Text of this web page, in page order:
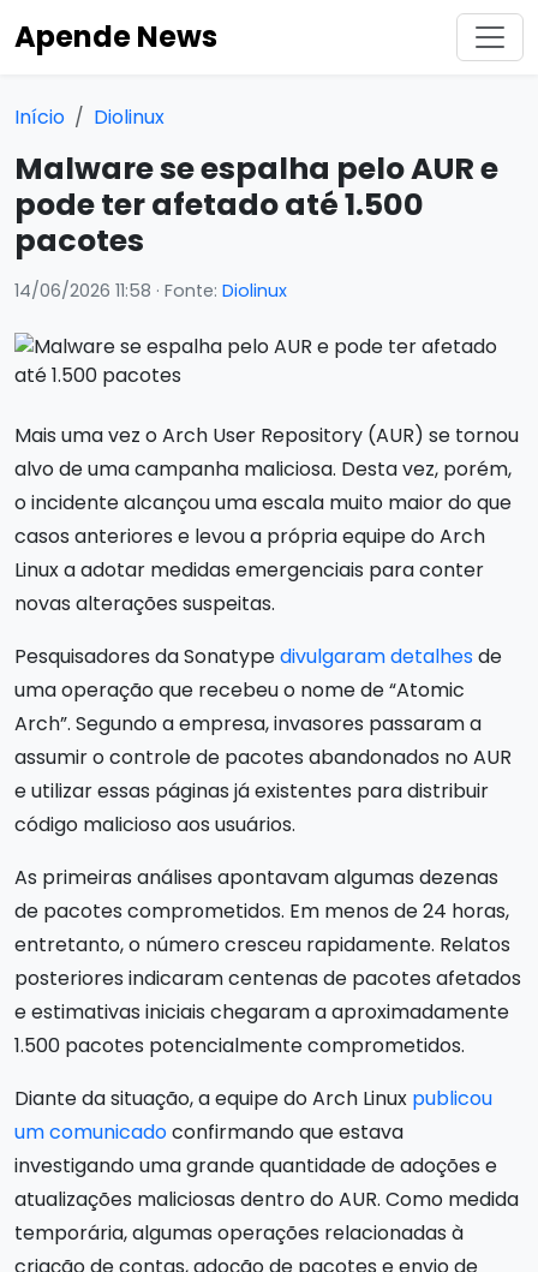
Apende News
Início Diolinux
Malware se espalha pelo AUR e
pode ter afetado até 1.500
pacotes
14/06/2026 11:58 · Fonte: Diolinux
Mais uma vez o Arch User Repository (AUR) se tornou
alvo de uma campanha maliciosa. Desta vez, porém,
o incidente alcançou uma escala muito maior do que
casos anteriores e levou a própria equipe do Arch
Linux a adotar medidas emergenciais para conter
novas alterações suspeitas.
Pesquisadores da Sonatypedivulgaram detalhesde
uma operação que recebeu o nome de “Atomic
Arch”. Segundo a empresa, invasores passaram a
assumir o controle de pacotes abandonados no AUR
e utilizar essas páginas já existentes para distribuir
código malicioso aos usuários.
As primeiras análises apontavam algumas dezenas
de pacotes comprometidos. Em menos de 24 horas,
entretanto, o número cresceu rapidamente. Relatos
posteriores indicaram centenas de pacotes afetados
e estimativas iniciais chegaram a aproximadamente
1.500 pacotes potencialmente comprometidos.
Diante da situação, a equipe do Arch Linux publicou
um comunicadoconfirmando que estava
investigando uma grande quantidade de adoções e
atualizações maliciosas dentro do AUR. Como medida
temporária, algumas operações relacionadas à